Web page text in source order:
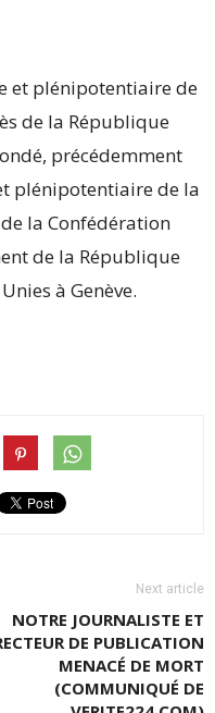
et plénipotentiaire de
de la République
précédemment
plénipotentiaire de la
la Confédération
de la République
à Genève.
Next article
NOTRE JOURNALISTE ET
DE PUBLICATION
MENACÉ DE MORT
(COMMUNIQUÉ DE